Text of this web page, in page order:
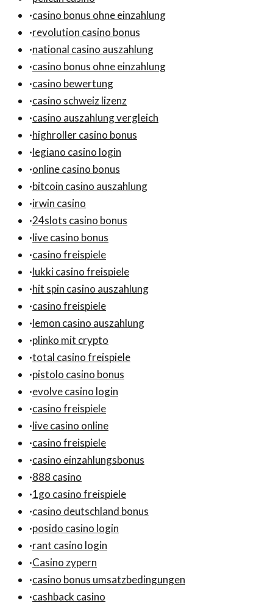
·casino bonus ohne einzahlung
·revolution casino bonus
·national casino auszahlung
·casino bonus ohne einzahlung
·casino bewertung
·casino schweiz lizenz
·casino auszahlung vergleich
·highroller casino bonus
·legiano casino login
·online casino bonus
·bitcoin casino auszahlung
·irwin casino
·24slots casino bonus
·live casino bonus
·casino freispiele
·lukki casino freispiele
·hit spin casino auszahlung
·casino freispiele
·lemon casino auszahlung
·plinko mit crypto
·total casino freispiele
·pistolo casino bonus
·evolve casino login
·casino freispiele
·live casino online
·casino freispiele
·casino einzahlungsbonus
·888 casino
·1go casino freispiele
·casino deutschland bonus
·posido casino login
·rant casino login
·Casino zypern
·casino bonus umsatzbedingungen
·cashback casino